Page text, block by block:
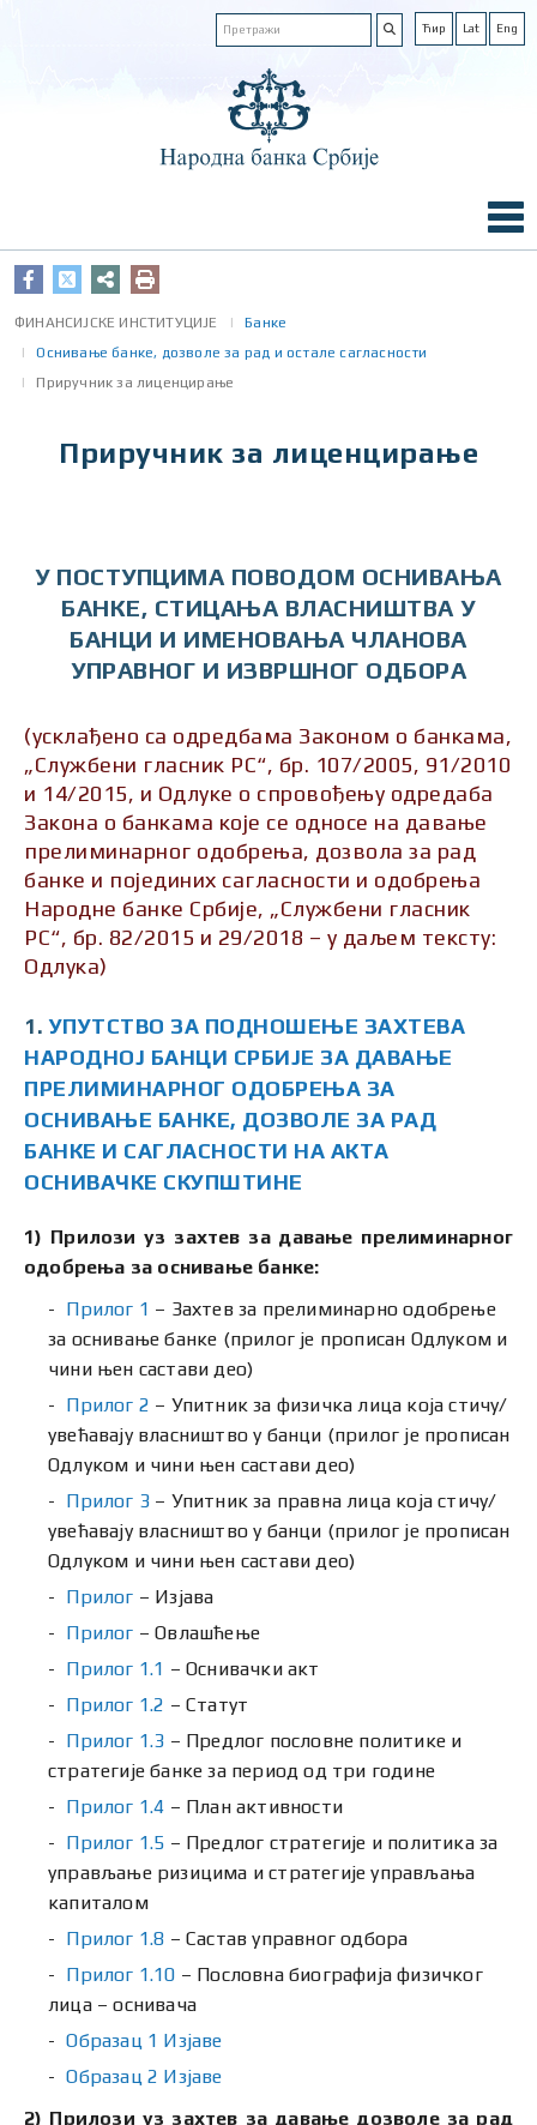
Ћир Lat Eng
ФИНАНСИЈСКЕ ИНСТИТУЦИЈЕ
Банке
Оснивање банке, дозволе за рад и осталe сагласности
Приручник за лиценцирање
Приручник за лиценцирање
У ПОСТУПЦИМА ПОВОДОМ ОСНИВАЊА
БАНКЕ, СТИЦАЊА ВЛАСНИШТВА У
БАНЦИ И ИМЕНОВАЊА ЧЛАНОВА
УПРАВНОГ И ИЗВРШНОГ ОДБОРА
(усклађено са одредбама Законом о банкама,
„Службени гласник РС“, бр. 107/2005, 91/2010
и 14/2015, и Одлуке о спровођењу одредаба
Закона о банкама које се односе на давање
прелиминарног одобрења, дозвола за рад
банке и појединих сагласности и одобрења
Народне банке Србије, „Службени гласник
РС“, бр. 82/2015 и 29/2018 – у даљем тексту:
Одлука)
1.УПУТСТВО ЗА ПОДНОШЕЊЕ ЗАХТЕВА
НАРОДНОЈ БАНЦИ СРБИЈЕ ЗА ДАВАЊЕ
ПРЕЛИМИНАРНОГ ОДОБРЕЊА ЗА
ОСНИВАЊЕ БАНКЕ, ДОЗВОЛЕ ЗА РАД
БАНКЕ И САГЛАСНОСТИ НА АКТА
ОСНИВАЧКЕ СКУПШТИНЕ
1) Прилози уз захтев за давање прелиминарног
одобрења за оснивање банке:
Прилог 1 – Захтев за прелиминарно одобрење
за оснивање банке (прилог је прописан Одлуком и
чини њен састави део)
Прилог 2 – Упитник за физичка лица која стичу/
увећавају власништво у банци (прилог је прописан
Одлуком и чини њен састави део)
Прилог 3 – Упитник за правна лица која стичу/
увећавају власништво у банци (прилог је прописан
Одлуком и чини њен састави део)
Прилог – Изјава
Прилог – Овлашћење
Прилог 1.1 – Оснивачки акт
Прилог 1.2 – Статут
Прилог 1.3 – Предлог пословне политике и
стратегије банке за период од три године
Прилог 1.4 – План активности
Прилог 1.5 – Предлог стратегије и политика за
управљање ризицима и стратегије управљања
капиталом
Прилог 1.8 – Састав управног одбора
Прилог 1.10 – Пословна биографија физичког
лица – оснивача
Образац 1 Изјаве
Образац 2 Изјаве
2) Прилози уз захтев за давање дозволе за рад